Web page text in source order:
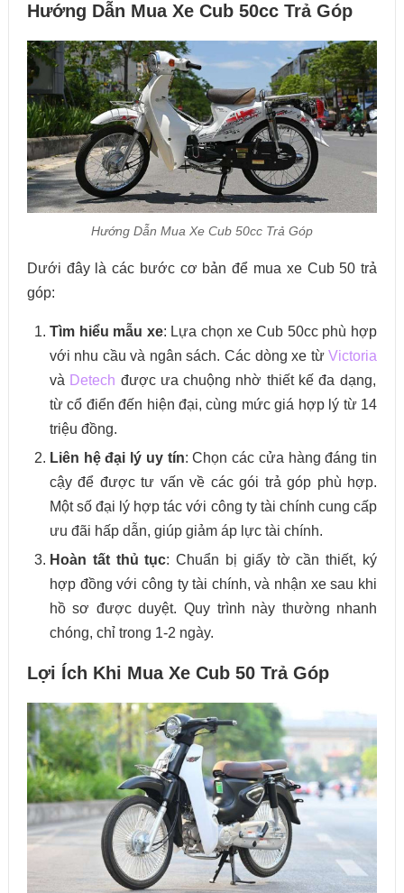
Hướng Dẫn Mua Xe Cub 50cc Trả Góp
Hướng Dẫn Mua Xe Cub 50cc Trả Góp
Dưới đây là các bước cơ bản để mua xe Cub 50 trả
góp:
Tìm hiểu mẫu xe: Lựa chọn xe Cub 50cc phù hợp
với nhu cầu và ngân sách. Các dòng xe từVictoria
và Detech được ưa chuộng nhờ thiết kế đa dạng,
từ cổ điển đến hiện đại, cùng mức giá hợp lý từ 14
triệu đồng.
Liên hệ đại lý uy tín: Chọn các cửa hàng đáng tin
cậy để được tư vấn về các gói trả góp phù hợp.
Một số đại lý hợp tác với công ty tài chính cung cấp
ưu đãi hấp dẫn, giúp giảm áp lực tài chính.
Hoàn tất thủ tục: Chuẩn bị giấy tờ cần thiết, ký
hợp đồng với công ty tài chính, và nhận xe sau khi
hồ sơ được duyệt. Quy trình này thường nhanh
chóng, chỉ trong 1-2 ngày.
Lợi Ích Khi Mua Xe Cub 50 Trả Góp